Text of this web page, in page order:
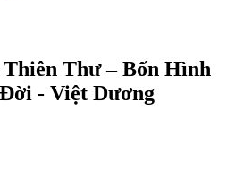
Thư – Bốn Hình
- Việt Dương